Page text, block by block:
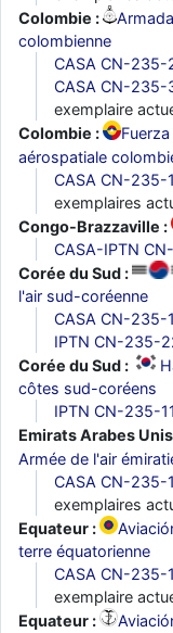
Colombie :
colombienne
CASA CN-235-
CASA CN-235-
exemplaire
Colombie :
aérospatiale
CASA CN-235-
exemplaires
Congo-Brazzaville :
CASA-IPTN
Corée du Sud :
l'air sud-coréenne
CASA CN-235-
IPTN CN-235-
Corée du Sud :
côtes sud-coréens
IPTN CN-235-
Emirats Arabes
Armée de l'air
CASA CN-235-
exemplaires
Equateur :
terre équatorienne
CASA CN-235-
exemplaire
Equateur :